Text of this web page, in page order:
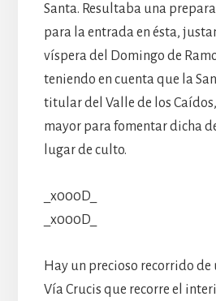
Santa. Resultaba una
para la entrada en ésta,
víspera del Domingo de
teniendo en cuenta que la
titular del Valle de los
mayor para fomentar dicha
lugar de culto.
_x000D_
_x000D_
Hay un precioso recorrido de
Vía Crucis que recorre el